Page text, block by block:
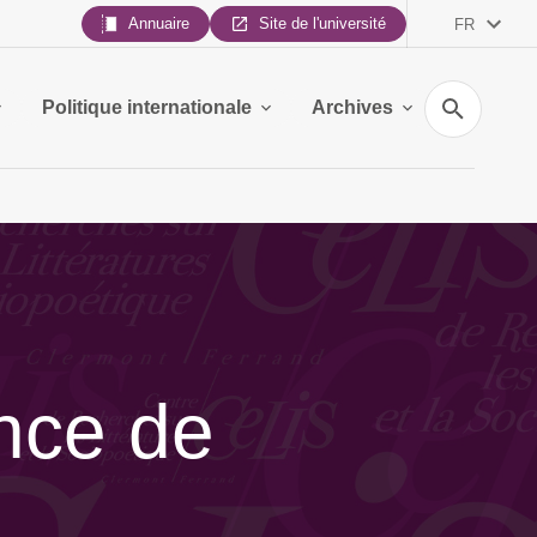
Annuaire Site de l'université FR
Politique internationale Archives
Recherche
de